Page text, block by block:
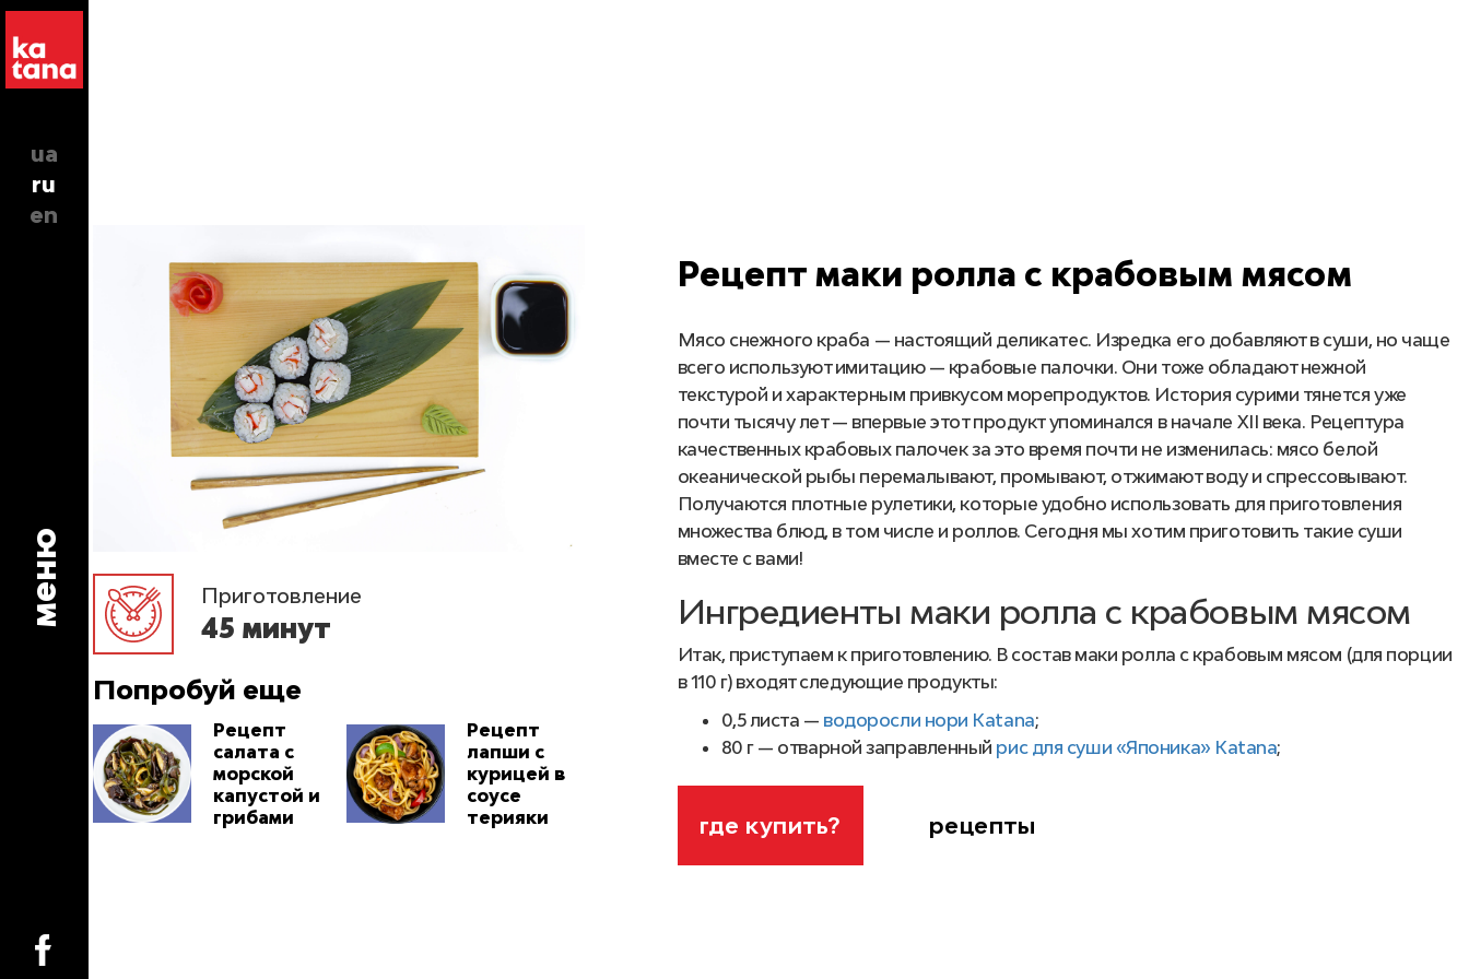
ua
ru
en
меню Приготовление
45 минут
Попробуй еще
Рецепт
салата с
морской
капустой и
грибами
Рецепт
лапши с
курицей в
соусе
терияки
Рецепт маки ролла с крабовым мясом
Мясо снежного краба — настоящий деликатес. Изредка его добавляют в суши, но чаще
всего используют имитацию — крабовые палочки. Они тоже обладают нежной
текстурой и характерным привкусом морепродуктов. История сурими тянется уже
почти тысячу лет — впервые этот продукт упоминался в начале XII века. Рецептура
качественных крабовых палочек за это время почти не изменилась: мясо белой
океанической рыбы перемалывают, промывают, отжимают воду и спрессовывают.
Получаются плотные рулетики, которые удобно использовать для приготовления
множества блюд, в том числе и роллов. Сегодня мы хотим приготовить такие суши
вместе с вами!
Ингредиенты маки ролла с крабовым мясом
Итак, приступаем к приготовлению. В состав маки ролла с крабовым мясом (для порции
в 110 г) входят следующие продукты:
0,5 листа — водоросли нори Katana;
80 г — отварной заправленный рис для суши «Японика» Katana;
3 г —семена черного кунжута Katana
где купить? рецепты